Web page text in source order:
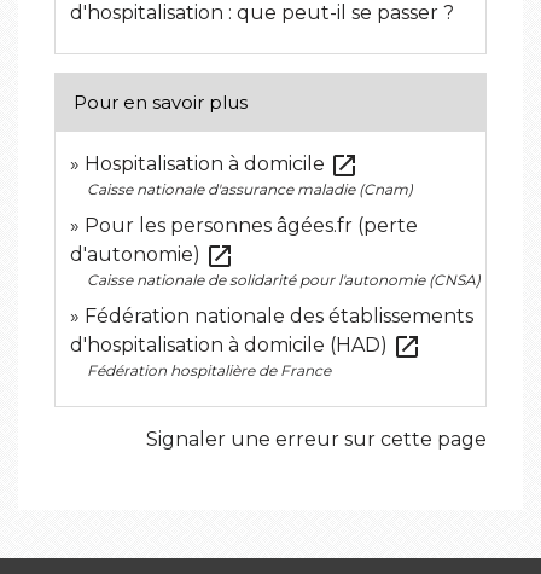
d'hospitalisation : que peut-il se passer ?
Pour en savoir plus
Hospitalisation à domicile open_in_new
Caisse nationale d'assurance maladie (Cnam)
Pour les personnes âgées.fr (perte
d'autonomie) open_in_new
Caisse nationale de solidarité pour l'autonomie (CNSA)
Fédération nationale des établissements
d'hospitalisation à domicile (HAD) open_in_new
Fédération hospitalière de France
Signaler une erreur sur cette page